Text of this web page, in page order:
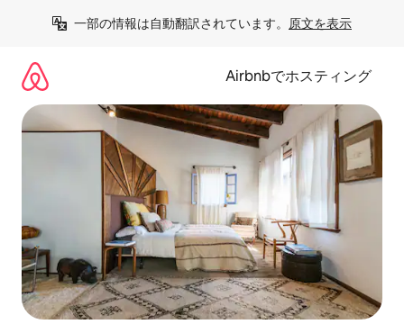
一部の情報は自動翻訳されています。 原文を表示
Airbnbでホスティング